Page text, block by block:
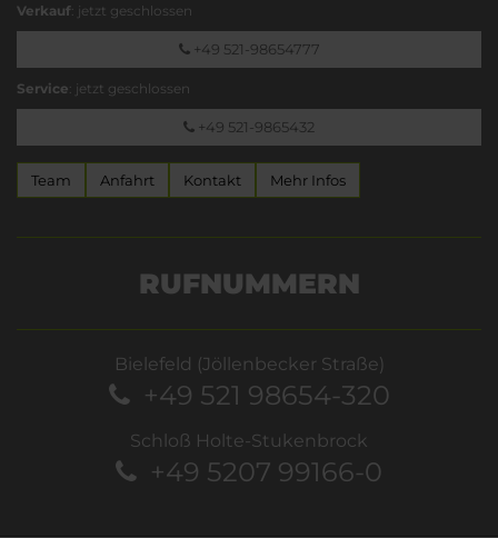
Verkauf: jetzt geschlossen
+49 521-98654777
Service: jetzt geschlossen
+49 521-9865432
Team Anfahrt Kontakt Mehr Infos
RUFNUMMERN
Bielefeld (Jöllenbecker Straße)
+49 521 98654-320
Schloß Holte-Stukenbrock
+49 5207 99166-0